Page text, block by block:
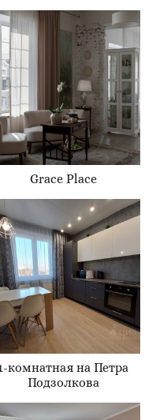
Grace Place
комнатная на Петра
Подзолкова